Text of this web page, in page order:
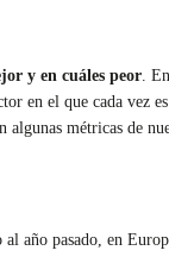
y en cuáles peor .
en el que cada
métricas de
año pasado, en